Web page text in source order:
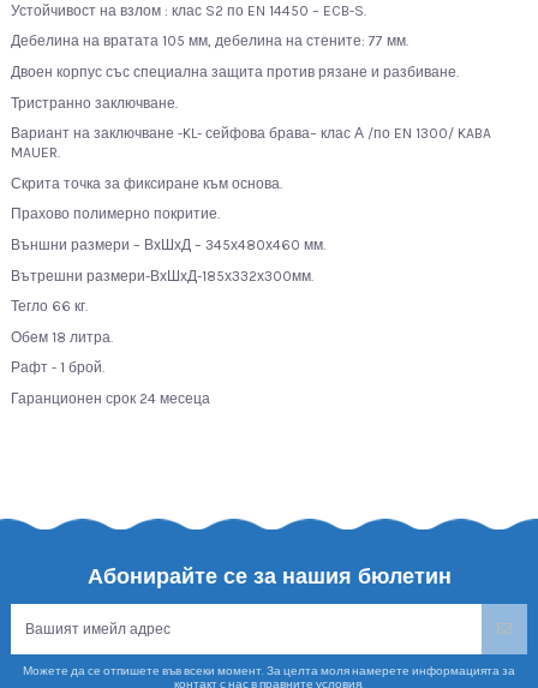
Устойчивост на взлом : клас S2 по EN 14450 – ECB-S.
Дебелина на вратата 105 мм, дебелина на стените: 77 мм.
Двоен корпус със специална защита против рязане и разбиване.
Тристранно заключване.
Вариант на заключване -KL- сейфова брава– клас А /по EN 1300/ KABA
MAUER.
Скрита точка за фиксиране към основа.
Прахово полимерно покритие.
Външни размери – ВхШхД – 345х480х460 мм.
Вътрешни размери-ВхШхД-185х332х300мм.
Тегло 66 кг.
Обем 18 литра.
Рафт - 1 брой.
Гаранционен срок 24 месеца
Абонирайте се за нашия бюлетин
Можете да се отпишете във всеки момент. За целта моля намерете информацията за
контакт с нас в правните условия.